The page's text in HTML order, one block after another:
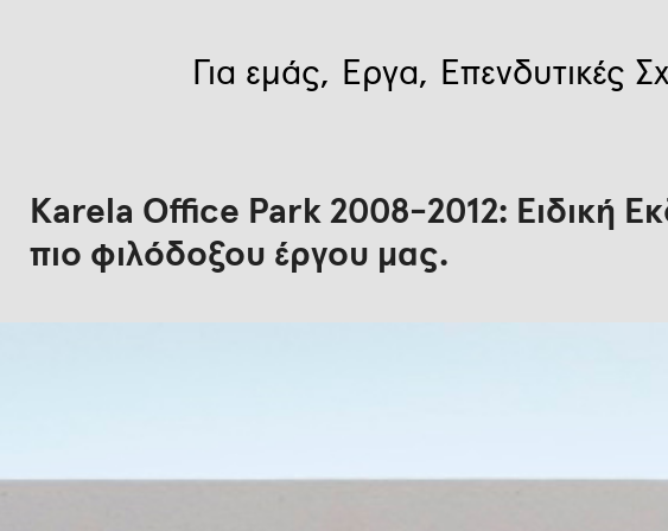
Για εμάς Έργα Επενδυτικές
Karela Office Park 2008-2012: Ειδική
πιο φιλόδοξου έργου μας.